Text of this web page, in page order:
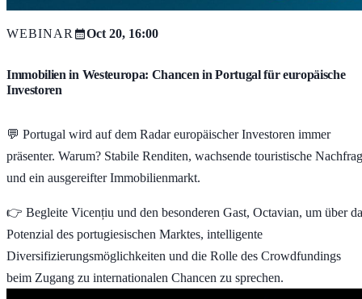
WEBINAR Oct 20, 16:00
Immobilien in Westeuropa: Chancen in Portugal für europäische
Investoren
💬 Portugal wird auf dem Radar europäischer Investoren immer
präsenter. Warum? Stabile Renditen, wachsende touristische
und ein ausgereifter Immobilienmarkt.
👉 Begleite Vicențiu und den besonderen Gast, Octavian, um über
Potenzial des portugiesischen Marktes, intelligente
Diversifizierungsmöglichkeiten und die Rolle des Crowdfundings
beim Zugang zu internationalen Chancen zu sprechen.